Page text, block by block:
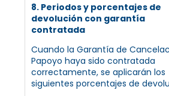
8. Periodos y porcentajes de
devolución con garantía
contratada
Cuando la Garantía de
Papoyo haya sido contratada
correctamente, se aplicarán los
siguientes porcentajes de